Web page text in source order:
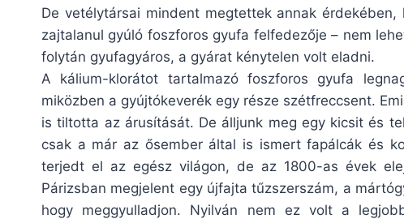
De vetélytársai mindent megtettek annak
zajtalanul gyúló foszforos gyufa felfedezője – nem
folytán gyufagyáros, a gyárat kénytelen volt eladni.
A kálium-klorátot tartalmazó foszforos gyufa
miközben a gyújtókeverék egy része szétfreccsent.
is tiltotta az árusítását. De álljunk meg egy kicsit és
csak a már az ősember által is ismert fapálcák és
terjedt el az egész világon, de az 1800-as évek
Párizsban megjelent egy újfajta tűzszerszám, a
hogy meggyulladjon. Nyilván nem ez volt a